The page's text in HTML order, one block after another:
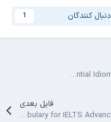
دنبال کنندگان 1
فلش کارت Essential Idioms in English: Advanced Level
فایل بعدی
فلش کارت Vocabulary for IELTS Advanced - Cambridge